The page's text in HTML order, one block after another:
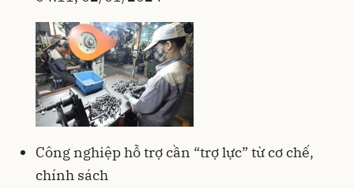
Công nghiệp hỗ trợ cần “trợ lực” từ cơ chế,
chính sách